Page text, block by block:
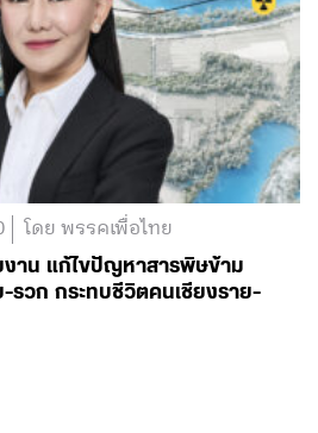
โดย พรรคเพื่อไทย
งาน แก้ไขปัญหาสารพิษข้าม
วก กระทบชีวิตคนเชียงราย-